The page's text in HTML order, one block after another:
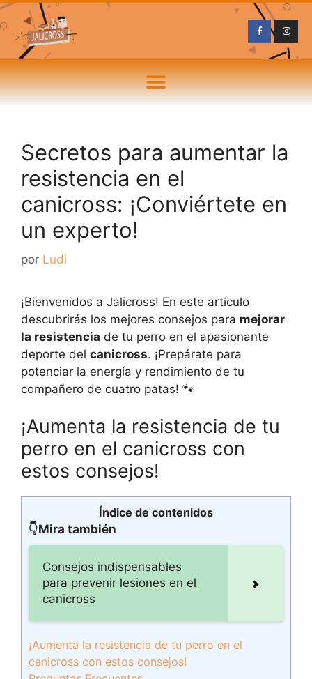
Secretos para aumentar la
resistencia en el
canicross: ¡Conviértete en
un experto!
por Ludi
¡Bienvenidos a Jalicross! En este artículo
descubrirás los mejores consejos para mejorar
la resistencia de tu perro en el apasionante
deporte del canicross. ¡Prepárate para
potenciar la energía y rendimiento de tu
compañero de cuatro patas! 🐾
¡Aumenta la resistencia de tu
perro en el canicross con
estos consejos!
Índice de contenidos
👇Mira también
Consejos indispensables
para prevenir lesiones en el
canicross
¡Aumenta la resistencia de tu perro en el
canicross con estos consejos!